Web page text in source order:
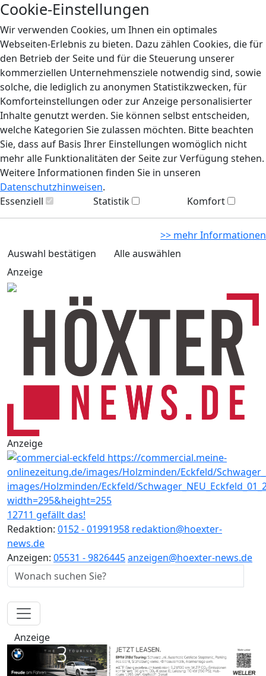
Cookie-Einstellungen
Wir verwenden Cookies, um Ihnen ein optimales
Webseiten-Erlebnis zu bieten. Dazu zählen Cookies, die für
den Betrieb der Seite und für die Steuerung unserer
kommerziellen Unternehmensziele notwendig sind, sowie
solche, die lediglich zu anonymen Statistikzwecken, für
Komforteinstellungen oder zur Anzeige personalisierter
Inhalte genutzt werden. Sie können selbst entscheiden,
welche Kategorien Sie zulassen möchten. Bitte beachten
Sie, dass auf Basis Ihrer Einstellungen womöglich nicht
mehr alle Funktionalitäten der Seite zur Verfügung stehen.
Weitere Informationen finden Sie in unseren
Datenschutzhinweisen.
Essenziell
Statistik Komfort
>> mehr Informationen
Auswahl bestätigen
Alle auswählen
Anzeige
Anzeige
12711 gefällt das!
Redaktion: 0152 - 01991958 redaktion@hoexter-
news.de
Anzeigen: 05531 - 9826445anzeigen@hoexter-news.de
Anzeige